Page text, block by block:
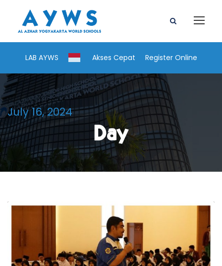
LAB AYWS Akses Cepat Register Online
July 16, 2024
Day